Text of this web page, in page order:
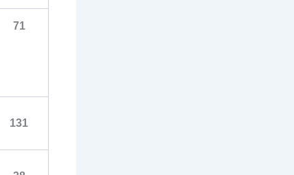
71
131